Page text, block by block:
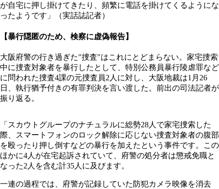
が自宅に押し掛けてきたり、頻繁に電話を掛けてくるようにな
ったようです」（実話誌記者）
【暴行隠匿のため、検察に虚偽報告】
大阪府警の行き過ぎた"捜査"はこれにとどまらない。家宅捜索
中に捜査対象者を暴行したとして、特別公務員暴行陵虐罪など
に問われた捜査4課の元捜査員2人に対し、大阪地裁は1月26
日、執行猶予付きの有罪判決を言い渡した。前出の司法記者が
振り返る。
「スカウトグループのナチュラルに総勢28人で家宅捜索した
際、スマートフォンのロック解除に応じない捜査対象者の腹部
を殴ったり押し倒すなどの暴行を加えたという事件です。この
ほかに4人が在宅起訴されていて、府警の処分者は懲戒免職と
なった2人を含む計35人に及びます。
一連の過程では、府警が記録していた防犯カメラ映像を消去